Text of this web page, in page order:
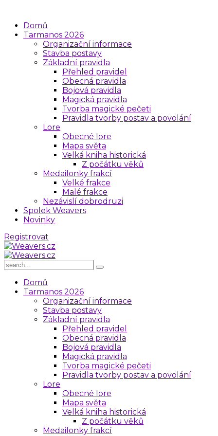
Domů
Tarmanos 2026
Organizační informace
Stavba postavy
Základní pravidla
Přehled pravidel
Obecná pravidla
Bojová pravidla
Magická pravidla
Tvorba magické pečeti
Pravidla tvorby postav a povolání
Lore
Obecné lore
Mapa světa
Velká kniha historická
Z počátku věků
Medailonky frakcí
Velké frakce
Malé frakce
Nezávislí dobrodruzi
Spolek Weavers
Novinky
Registrovat
Domů
Tarmanos 2026
Organizační informace
Stavba postavy
Základní pravidla
Přehled pravidel
Obecná pravidla
Bojová pravidla
Magická pravidla
Tvorba magické pečeti
Pravidla tvorby postav a povolání
Lore
Obecné lore
Mapa světa
Velká kniha historická
Z počátku věků
Medailonky frakcí